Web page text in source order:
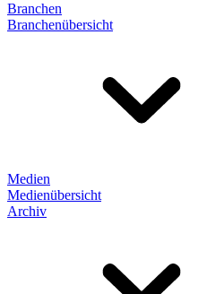
Branchen
Branchenübersicht
Medien
Medienübersicht
Archiv